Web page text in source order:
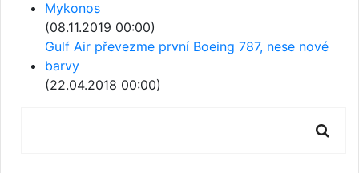
Mykonos
(08.11.2019 00:00)
Gulf Air převezme první Boeing 787, nese nové
barvy
(22.04.2018 00:00)